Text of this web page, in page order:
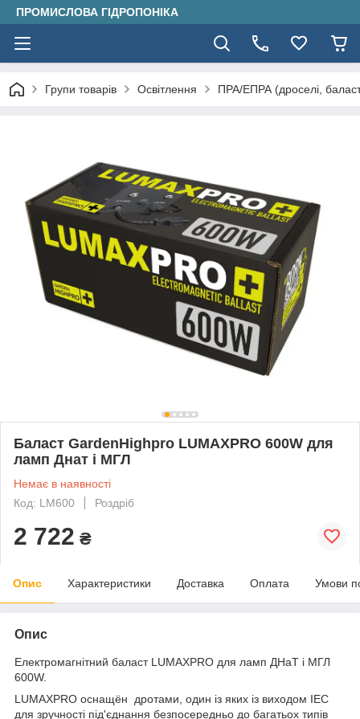
ПРОМИСЛОВА ГІДРОПОНІКА
Групи товарів Освітлення ПРА/ЕПРА (дроселі,
Баласт GardenHighpro LUMAXPRO 600W для
ламп Днат і МГЛ
Немає в наявності
Код: LM600
Роздріб
2 722 ₴
Опис Характеристики Доставка Оплата Умови
Опис
Електромагнітний баласт LUMAXPRO для ламп ДНаТ і МГЛ
600W.
LUMAXPRO оснащён дротами, один із яких із виходом IEC
для зручності під'єднання безпосередньо до багатьох типів